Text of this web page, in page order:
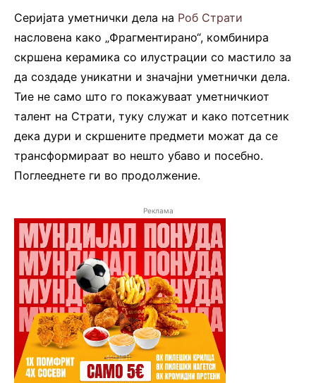
Серијата уметнички дела на Роб Страти
насловена како „Фрагментирано“, комбинира
скршена керамика со илустрации со мастило за
да создаде уникатни и значајни уметнички дела.
Тие не само што го покажуваат уметничкиот
талент на Страти, туку служат и како потсетник
дека дури и скршените предмети можат да се
трансформираат во нешто убаво и посебно.
Поглееднете ги во продолжение.
Реклама